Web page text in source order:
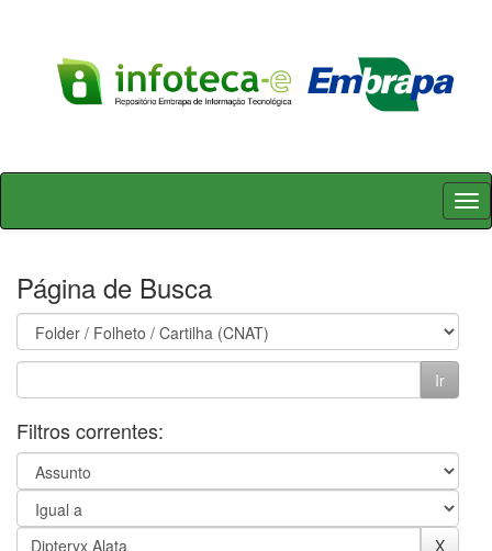
Skip
Página de Busca
Filtros correntes: